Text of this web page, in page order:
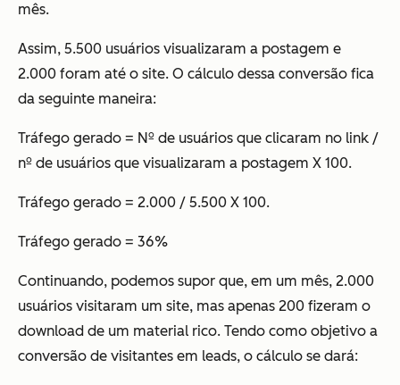
mês.
Assim, 5.500 usuários visualizaram a postagem e
2.000 foram até o site. O cálculo dessa conversão fica
da seguinte maneira:
Tráfego gerado = Nº de usuários que clicaram no link /
nº de usuários que visualizaram a postagem X 100.
Tráfego gerado = 2.000 / 5.500 X 100.
Tráfego gerado = 36%
Continuando, podemos supor que, em um mês, 2.000
usuários visitaram um site, mas apenas 200 fizeram o
download de um material rico. Tendo como objetivo a
conversão de visitantes em leads, o cálculo se dará: